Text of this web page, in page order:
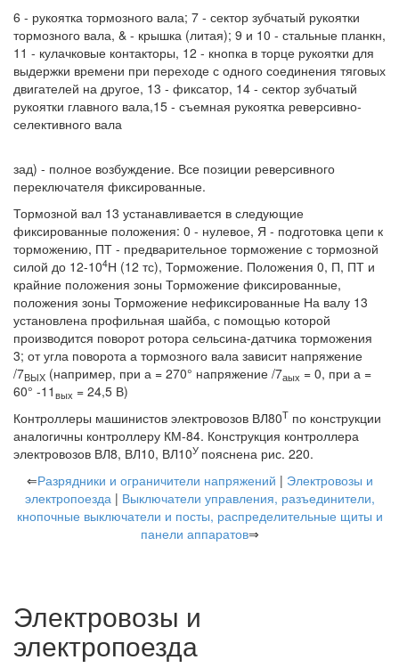
6 - рукоятка тормозного вала; 7 - сектор зубчатый рукоятки
тормозного вала, & - крышка (литая); 9 и 10 - стальные планкн,
11 - кулачковые контакторы, 12 - кнопка в торце рукоятки для
выдержки времени при переходе с одного соединения тяговых
двигателей на другое, 13 - фиксатор, 14 - сектор зубчатый
рукоятки главного вала,15 - съемная рукоятка реверсивно-
селективного вала
зад) - полное возбуждение. Все позиции реверсивного
переключателя фиксированные.
Тормозной вал 13 устанавливается в следующие
фиксированные положения: 0 - нулевое, Я - подготовка цепи к
торможению, ПТ - предварительное торможение с тормозной
силой до 12-104Н (12 тс), Торможение. Положения 0, П, ПТ и
крайние положения зоны Торможение фиксированные,
положения зоны Торможение нефиксированные На валу 13
установлена профильная шайба, с помощью которой
производится поворот ротора сельсина-датчика торможения
3; от угла поворота а тормозного вала зависит напряжение
/7ВЫХ (например, при а = 270° напряжение /7аых = 0, при а =
60° -11 вых = 24,5 В)
Контроллеры машинистов электровозов ВЛ80Т по конструкции
аналогичны контроллеру КМ-84. Конструкция контроллера
электровозов ВЛ8, ВЛ10, ВЛ10У пояснена рис. 220.
⇐Разрядники и ограничители напряжений | Электровозы и
электропоезда| Выключатели управления, разъединители,
кнопочные выключатели и посты, распределительные щиты и
панели аппаратов⇒
Электровозы и
электропоезда